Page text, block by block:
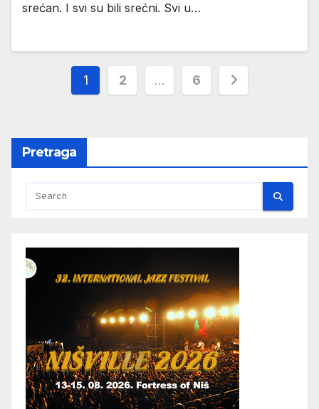
srećan. I svi su bili srećni. Svi u…
Пагинација
1 2 … 6
Pretraga